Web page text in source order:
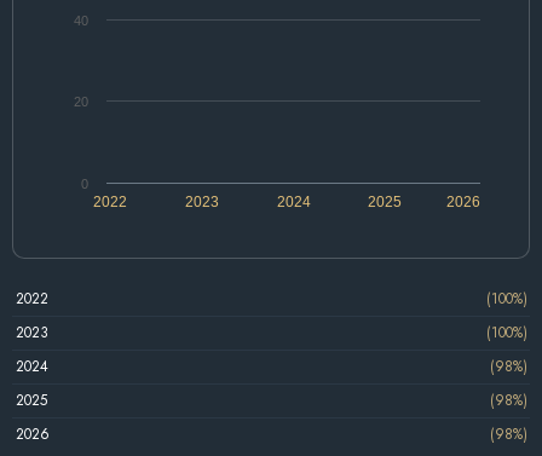
2022 2024 2026
2023 2025
0
20
40
2022
(100%)
2023
(100%)
2024
(98%)
2025
(98%)
2026
(98%)